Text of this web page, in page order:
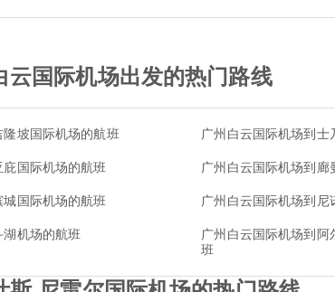
云国际机场出发的热门路线
坡国际机场的航班 广州白云国际机场到士
国际机场的航班 广州白云国际机场到廊
国际机场的航班 广州白云国际机场到尼
湖机场的航班
广州白云国际机场到阿
班